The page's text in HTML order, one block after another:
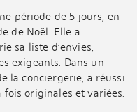
période de 5 jours, en
de Noël. Elle a
sa liste d’envies,
exigeants. Dans un
la conciergerie, a réussi
originales et variées.